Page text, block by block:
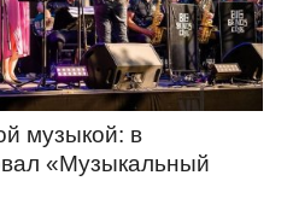
музыкой: в
«Музыкальный